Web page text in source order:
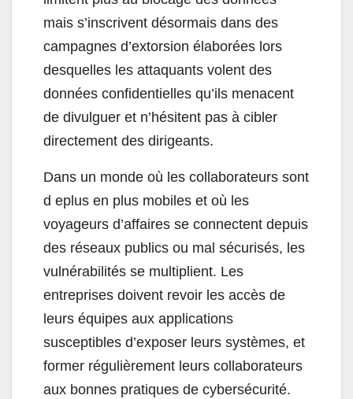
mais s’inscrivent désormais dans des
campagnes d’extorsion élaborées lors
desquelles les attaquants volent des
données confidentielles qu’ils menacent
de divulguer et n’hésitent pas à cibler
directement des dirigeants.
Dans un monde où les collaborateurs sont
d eplus en plus mobiles et où les
voyageurs d’affaires se connectent depuis
des réseaux publics ou mal sécurisés, les
vulnérabilités se multiplient. Les
entreprises doivent revoir les accès de
leurs équipes aux applications
susceptibles d’exposer leurs systèmes, et
former régulièrement leurs collaborateurs
aux bonnes pratiques de cybersécurité.